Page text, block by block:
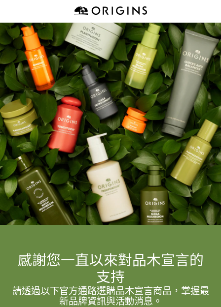
感謝您一直以來對品木宣言的
支持
請透過以下官方通路選購品木宣言商品，掌握最
新品牌資訊與活動消息。